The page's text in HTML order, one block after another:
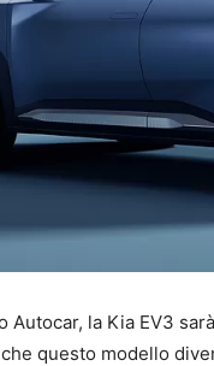
Autocar, la Kia EV3
questo modello